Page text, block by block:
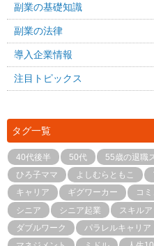
副業の基礎知識
副業の法律
導入企業情報
注目トピックス
タグ一覧
40代後半 50代 55歳の退職
ひろ子ママ
よしむらともこ
キャリア
ギグワーカー コ
シニア
シニア起業 スキル
ダブルワーク
パラレルキャリア